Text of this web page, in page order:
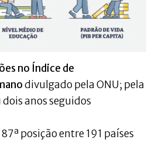
no Índice de
divulgado pela ONU; pela
anos seguidos
posição entre 191 países